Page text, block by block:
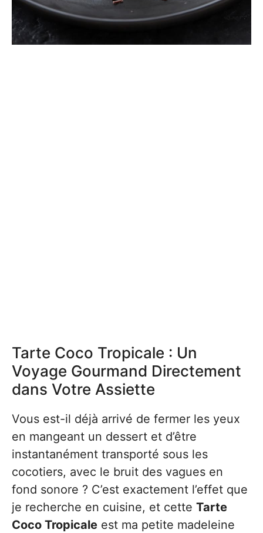
Tarte Coco Tropicale : Un
Voyage Gourmand Directement
dans Votre Assiette
Vous est-il déjà arrivé de fermer les yeux
en mangeant un dessert et d’être
instantanément transporté sous les
cocotiers, avec le bruit des vagues en
fond sonore ? C’est exactement l’effet que
je recherche en cuisine, et cette Tarte
Coco Tropicale est ma petite madeleine